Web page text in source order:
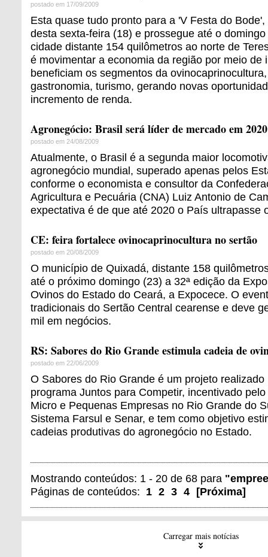
postado em 17/09/2009
Esta quase tudo pronto para a 'V Festa do
desta sexta-feira (18) e prossegue até o
cidade distante 154 quilômetros ao norte de
é movimentar a economia da região por meio de
beneficiam os segmentos da
gastronomia, turismo, gerando novas
incremento de renda.
Agronegócio: Brasil será líder de mercado em 2020
postado em 24/08/2009
Atualmente, o Brasil é a segunda maior
agronegócio mundial, superado apenas pelos
conforme o economista e consultor da
Agricultura e Pecuária (CNA) Luiz Antonio de
expectativa é de que até 2020 o País ultrapasse
CE: feira fortalece ovinocaprinocultura no sertão
postado em 20/08/2009
O município de Quixadá, distante 158
até o próximo domingo (23) a 32ª edição da
Ovinos do Estado do Ceará, a Expocece. O
tradicionais do Sertão Central cearense e deve
mil em negócios.
RS: Sabores do Rio Grande estimula cadeia de
postado em 22/06/2009
O Sabores do Rio Grande é um projeto realizado
programa Juntos para Competir, incentivado
Micro e Pequenas Empresas no Rio Grande do
Sistema Farsul e Senar, e tem como objetivo
cadeias produtivas do agronegócio no Estado.
Mostrando conteúdos: 1 - 20 de 68 para
Páginas de conteúdos: 1 2 3 4 [Próxima]
Carregar mais notícias